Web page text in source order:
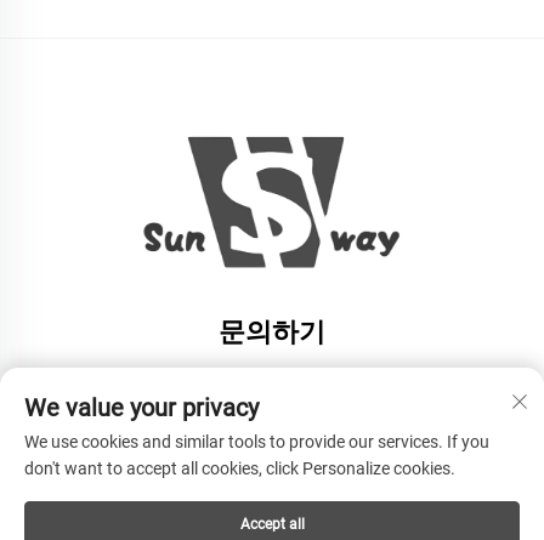
문의하기
전화:+86-13606543282
이메일:[email protected]
We value your privacy
We use cookies and similar tools to provide our services. If you
don't want to accept all cookies, click Personalize cookies.
Accept all